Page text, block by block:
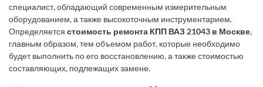
специалист, обладающий современным измерительным
оборудованием, а также высокоточным инструментарием.
Определяется стоимость ремонта КПП ВАЗ 21043 в Москве,
главным образом, тем объемом работ, которые необходимо
будет выполнить по его восстановлению, а также стоимостью
составляющих, подлежащих замене.